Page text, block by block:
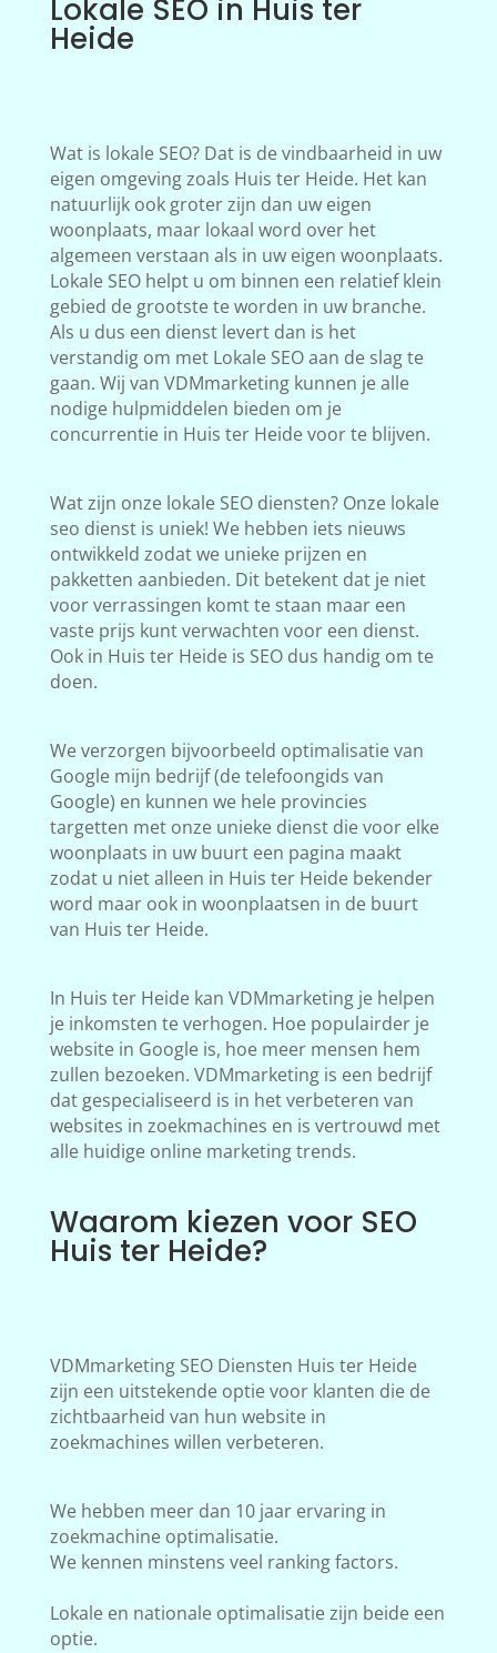
Lokale SEO in Huis ter
Heide
Wat is lokale SEO? Dat is de vindbaarheid in uw
eigen omgeving zoals Huis ter Heide. Het kan
natuurlijk ook groter zijn dan uw eigen
woonplaats, maar lokaal word over het
algemeen verstaan als in uw eigen woonplaats.
Lokale SEO helpt u om binnen een relatief klein
gebied de grootste te worden in uw branche.
Als u dus een dienst levert dan is het
verstandig om met Lokale SEO aan de slag te
gaan. Wij van VDMmarketing kunnen je alle
nodige hulpmiddelen bieden om je
concurrentie in Huis ter Heide voor te blijven.
Wat zijn onze lokale SEO diensten? Onze lokale
seo dienst is uniek! We hebben iets nieuws
ontwikkeld zodat we unieke prijzen en
pakketten aanbieden. Dit betekent dat je niet
voor verrassingen komt te staan maar een
vaste prijs kunt verwachten voor een dienst.
Ook in Huis ter Heide is SEO dus handig om te
doen.
We verzorgen bijvoorbeeld optimalisatie van
Google mijn bedrijf (de telefoongids van
Google) en kunnen we hele provincies
targetten met onze unieke dienst die voor elke
woonplaats in uw buurt een pagina maakt
zodat u niet alleen in Huis ter Heide bekender
word maar ook in woonplaatsen in de buurt
van Huis ter Heide.
In Huis ter Heide kan VDMmarketing je helpen
je inkomsten te verhogen. Hoe populairder je
website in Google is, hoe meer mensen hem
zullen bezoeken. VDMmarketing is een bedrijf
dat gespecialiseerd is in het verbeteren van
websites in zoekmachines en is vertrouwd met
alle huidige online marketing trends.
Waarom kiezen voor SEO
Huis ter Heide?
VDMmarketing SEO Diensten Huis ter Heide
zijn een uitstekende optie voor klanten die de
zichtbaarheid van hun website in
zoekmachines willen verbeteren.
We hebben meer dan 10 jaar ervaring in
zoekmachine optimalisatie.
We kennen minstens veel ranking factors.
Lokale en nationale optimalisatie zijn beide een
optie.